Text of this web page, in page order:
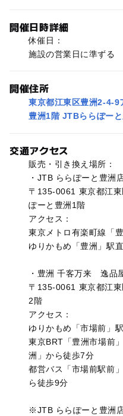
開催日時詳細
休催日：
施設の営業日に準ずる
開催住所
東京都江東区豊洲2-4-9
豊洲1階 JTBららぽー
交通アクセス
販売・引き換え場所：
・JTB ららぽーと豊洲
〒135-0061 東京都江
ぽーと豊洲1階
アクセス：
東京メトロ有楽町線「
ゆりかもめ「豊洲」駅
・豊洲 千客万来 逸品
〒135-0061 東京都江
2階
アクセス：
ゆりかもめ「市場前」
東京BRT「豊洲市場前
洲」から徒歩7分
都営バス「市場前駅前
ら徒歩9分
※JTB ららぽーと豊洲